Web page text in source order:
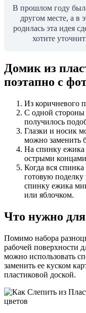
В прошлом году
другом месте, а в
родилась эта идея
хотите
Домик из
поэтапно с
Из коричневого
С одной
получилось
Глазки и носик
можно заменить
На спинку ежика
острыми концами
Когда вся
готовую
спинку ежика
или яблочком.
Что нужно
Помимо набора
рабочей поверхности
можно использовать
заменить ее куском
пластиковой доской.